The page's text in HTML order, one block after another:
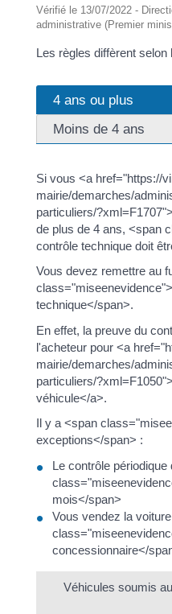
Vérifié le 13/07/2022 -
administrative (Premier
Les règles diffèrent selon
4 ans ou plus
Moins de 4 ans
Si vous <a href="https://
mairie/demarches/
particuliers/
de plus de 4 ans, <span
contrôle technique doit
Vous devez remettre au
technique</span>.
En effet, la preuve du
l'acheteur pour <a
mairie/demarches/
particuliers/
véhicule</a>.
Il y a <span
exceptions</span> :
Le contrôle
mois</span>
Vous vendez la
concessionnaire</
Véhicules soumis